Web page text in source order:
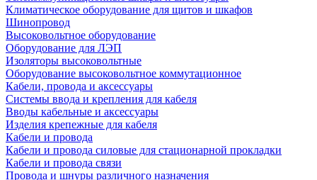
Климатическое оборудование для щитов и шкафов
Шинопровод
Высоковольтное оборудование
Оборудование для ЛЭП
Изоляторы высоковольтные
Оборудование высоковольтное коммутационное
Кабели, провода и аксессуары
Системы ввода и крепления для кабеля
Вводы кабельные и аксессуары
Изделия крепежные для кабеля
Кабели и провода
Кабели и провода силовые для стационарной прокладки
Кабели и провода связи
Провода и шнуры различного назначения